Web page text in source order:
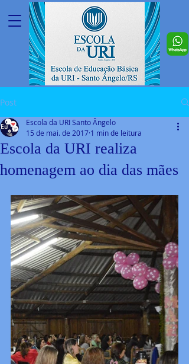
Post
Escola da URI realiza
homenagem ao dia das mães
Escola da URI Santo Ângelo
15 de mai. de 2017 1 min de leitura